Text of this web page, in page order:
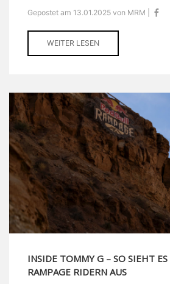
Gepostet am 13.01.2025 von MRM |
WEITER LESEN
INSIDE TOMMY G – SO SIEHT
RAMPAGE RIDERN AUS